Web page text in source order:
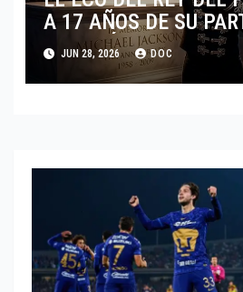
A 17 AÑOS DE SU
EL FENÓMENO DE SU
2026
JUN 28, 2026 DOC